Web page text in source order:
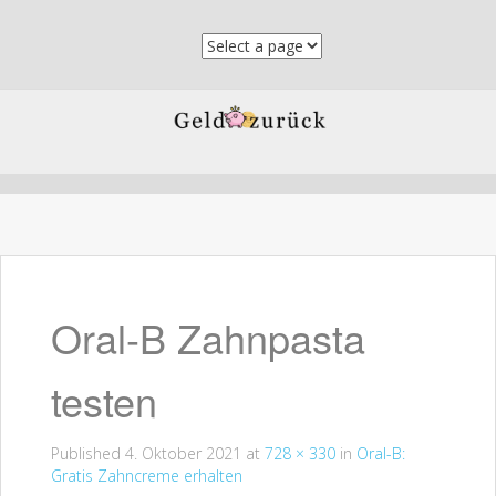
Oral-B Zahnpasta
testen
Published 4. Oktober 2021 at 728 × 330 in Oral-B:
Gratis Zahncreme erhalten